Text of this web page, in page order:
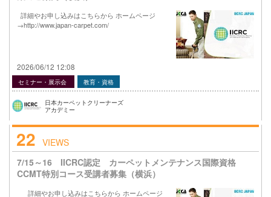
詳細やお申し込みはこちらから ホームページ
→http://www.japan-carpet.com/
2026/06/12 12:08
セミナー・展示会 教育・資格
日本カーペットクリーナーズ
アカデミー
22 VIEWS
7/15～16 IICRC認定 カーペットメンテナンス国際資格
CCMT特別コース受講者募集（横浜）
詳細やお申し込みはこちらから ホームページ